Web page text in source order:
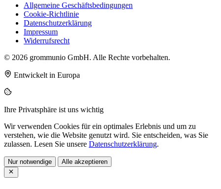
Allgemeine Geschäftsbedingungen
Cookie-Richtlinie
Datenschutzerklärung
Impressum
Widerrufsrecht
© 2026 grommunio GmbH. Alle Rechte vorbehalten.
Entwickelt in Europa
Ihre Privatsphäre ist uns wichtig
Wir verwenden Cookies für ein optimales Erlebnis und um zu
verstehen, wie die Website genutzt wird. Sie entscheiden, was Sie
zulassen. Lesen Sie unsere Datenschutzerklärung.
Nur notwendige Alle akzeptieren